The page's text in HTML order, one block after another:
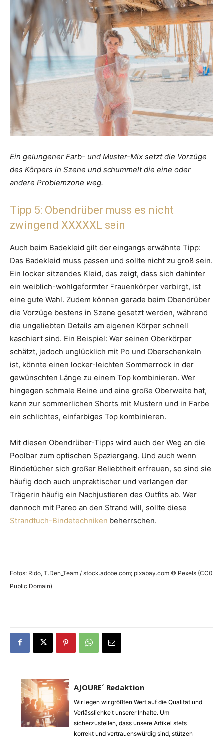
Ein gelungener Farb- und Muster-Mix setzt die Vorzüge
des Körpers in Szene und schummelt die eine oder
andere Problemzone weg.
Tipp 5: Obendrüber muss es nicht
zwingend XXXXXL sein
Auch beim Badekleid gilt der eingangs erwähnte Tipp:
Das Badekleid muss passen und sollte nicht zu groß sein.
Ein locker sitzendes Kleid, das zeigt, dass sich dahinter
ein weiblich-wohlgeformter Frauenkörper verbirgt, ist
eine gute Wahl. Zudem können gerade beim Obendrüber
die Vorzüge bestens in Szene gesetzt werden, während
die ungeliebten Details am eigenen Körper schnell
kaschiert sind. Ein Beispiel: Wer seinen Oberkörper
schätzt, jedoch unglücklich mit Po und Oberschenkeln
ist, könnte einen locker-leichten Sommerrock in der
gewünschten Länge zu einem Top kombinieren. Wer
hingegen schmale Beine und eine große Oberweite hat,
kann zur sommerlichen Shorts mit Mustern und in Farbe
ein schlichtes, einfarbiges Top kombinieren.
Mit diesen Obendrüber-Tipps wird auch der Weg an die
Poolbar zum optischen Spaziergang. Und auch wenn
Bindetücher sich großer Beliebtheit erfreuen, so sind sie
häufig doch auch unpraktischer und verlangen der
Trägerin häufig ein Nachjustieren des Outfits ab. Wer
dennoch mit Pareo an den Strand will, sollte diese
Strandtuch-Bindetechniken beherrschen.
Fotos: Rido, T.Den_Team / stock.adobe.com; pixabay.com © Pexels (CC0
Public Domain)
AJOURE´ Redaktion
Wir legen wir größten Wert auf die Qualität und
Verlässlichkeit unserer Inhalte. Um
sicherzustellen, dass unsere Artikel stets
korrekt und vertrauenswürdig sind, stützen